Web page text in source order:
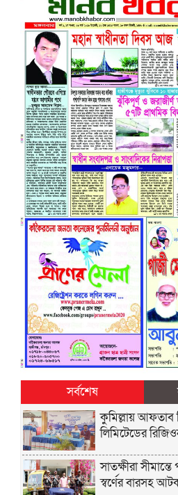
সর্বশেষ
কুমিল্লায় আফতাব
লিমিটেডের
সাতক্ষীরা
স্বর্ণের বারসহ